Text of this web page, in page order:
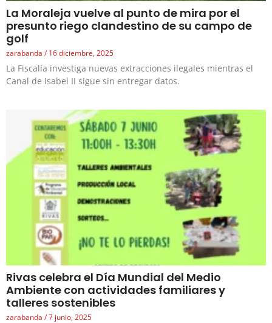
La Moraleja vuelve al punto de mira por el
presunto riego clandestino de su campo de
golf
zarabanda 16 diciembre, 2025
La Fiscalía investiga nuevas extracciones ilegales mientras el
Canal de Isabel II sigue sin entregar datos.
Rivas celebra el Día Mundial del Medio
Ambiente con actividades familiares y
talleres sostenibles
zarabanda 7 junio, 2025